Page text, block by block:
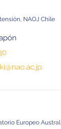
NAOJ Chile
Europeo Austral